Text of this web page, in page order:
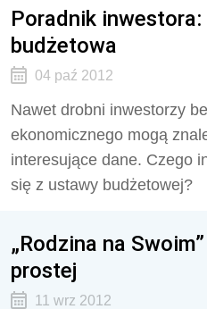
Poradnik inwestora:
budżetowa
04 paź 2012
Nawet drobni inwestorzy
ekonomicznego mogą
interesujące dane. Czego
się z ustawy budżetowej?
„Rodzina na
prostej
11 wrz 2012